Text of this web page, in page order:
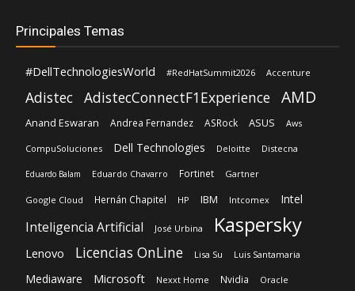
Principales Temas
#DellTechnologiesWorld #RedHatSummit2026 Accenture
Adistec AdistecConnectF1Experience AMD
Anand Eswaran Andrea Fernandez ASRock ASUS Aws
CompuSoluciones Dell Technologies Deloitte Distecna
Eduardo Balam Eduardo Chavarro Fortinet Gartner
Google Cloud Hernán Chapitel HP IBM Intcomex Intel
Inteligencia Artificial José Urbina Kaspersky
Lenovo Licencias OnLine Lisa Su Luis Santamaria
Mediaware Microsoft Nexxt Home Nvidia Oracle